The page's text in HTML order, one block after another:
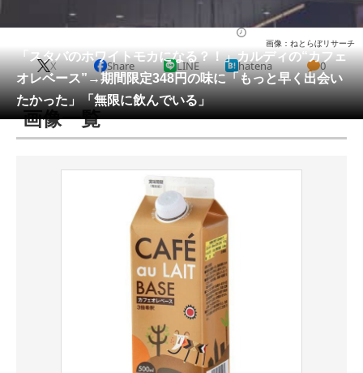
会員記事
メディア
注目記事を集めた総合ページ
スマホと通信の最新トレンド
進化するPCとデバイスの未来
好きが集まる 比べて選べる
ビジネスと働き方のヒント
企業ITのトレンドを詳説
「スタバのホワイトモカになる？！」カルディの“カフェ
オレベース”→期間限定348円の味に「もっと早く出会い
たかった」「無限に飲んでいる」
画像：ねとらぼリサーチ
X Share LINE hatena 0
画像一覧